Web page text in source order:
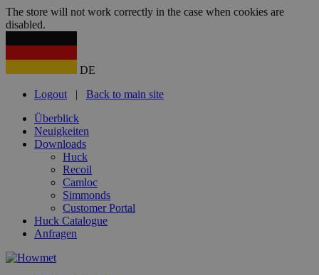
The store will not work correctly in the case when cookies are
disabled.
DE
Logout | Back to main site
Überblick
Neuigkeiten
Downloads
Huck
Recoil
Camloc
Simmonds
Customer Portal
Huck Catalogue
Anfragen